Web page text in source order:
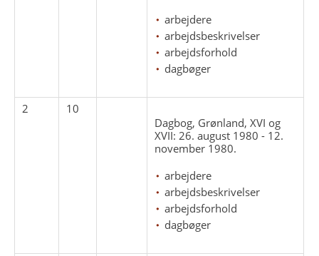
arbejdere
arbejdsbeskrivelser
arbejdsforhold
dagbøger
2
10
Dagbog, Grønland, XVI og
XVII: 26. august 1980 - 12.
november 1980.
arbejdere
arbejdsbeskrivelser
arbejdsforhold
dagbøger